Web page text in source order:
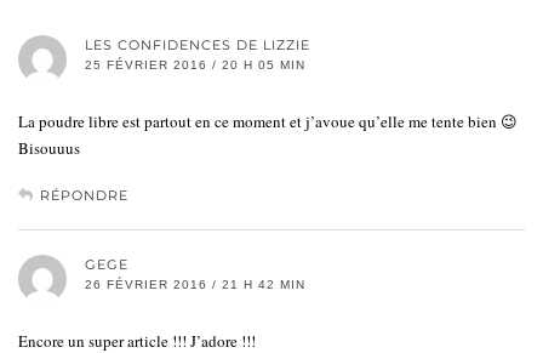
LES CONFIDENCES DE LIZZIE
25 FÉVRIER 2016 / 20 H 05 MIN
La poudre libre est partout en ce moment et j’avoue qu’elle me tente bien 😉
Bisouuus
RÉPONDRE
GEGE
26 FÉVRIER 2016 / 21 H 42 MIN
Encore un super article !!! J’adore !!!